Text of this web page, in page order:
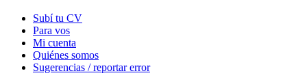
Subí tu CV
Para vos
Mi cuenta
Quiénes somos
Sugerencias / reportar error